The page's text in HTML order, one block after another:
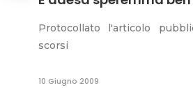
Protocollato l'articolo
scorsi
10 Giugno 2009